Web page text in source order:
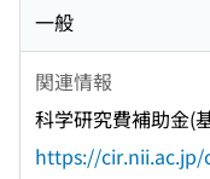
一般
関連情報
科学研究費補助金(
https://cir.nii.ac.jp/